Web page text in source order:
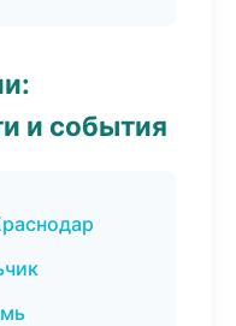
и события